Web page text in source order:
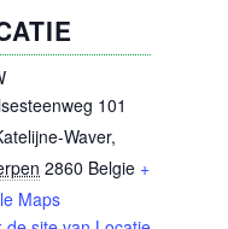
101
Waver,
2860 Belgie +
Maps